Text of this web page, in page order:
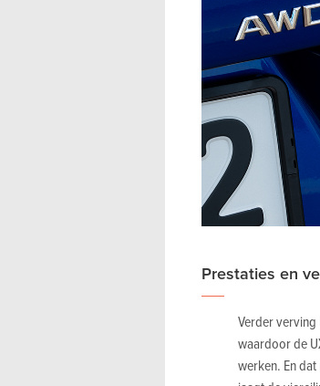
Prestaties en
Verder
waardoor de
werken. En